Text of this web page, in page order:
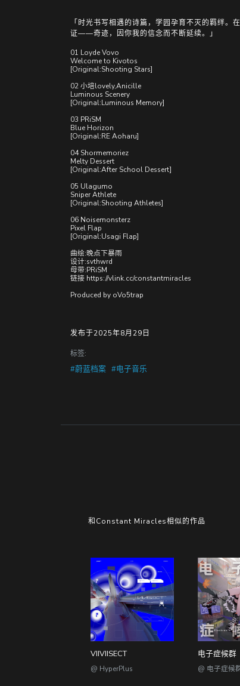
「时光书写相遇的诗篇，学园孕育不灭的羁绊。
证——奇迹，因你我的信念而不断延续。」
01 Loyde Vovo
Welcome to Kivotos
[Original:Shooting Stars]
02 小培lovely,Anicille
Luminous Scenery
[Original:Luminous Memory]
03 PRiSM
Blue Horizon
[Original:RE Aoharu]
04 Shormemoriez
Melty Dessert
[Original:After School Dessert]
05 Ulagumo
Sniper Athlete
[Original:Shooting Athletes]
06 Noisemonsterz
Pixel Flap
[Original:Usagi Flap]
曲绘:晚点下暴雨
设计:svthwrd
母带:PRiSM
链接 https://vlink.cc/constantmiracles
Produced by oVo5trap
发布于2025年8月29日
标签:
#蔚蓝档案 #电子音乐
和Constant Miracles相似的作品
VIIVIISECT
@ HyperPlus
电子症候群